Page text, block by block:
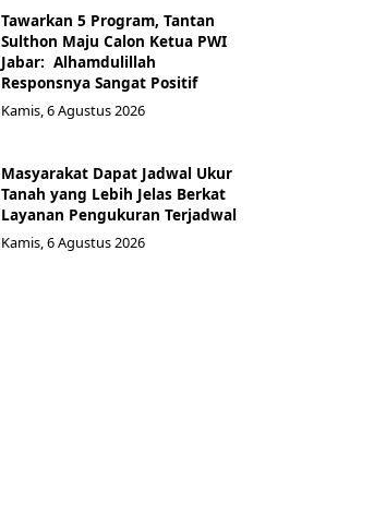
Tawarkan 5 Program, Tantan
Sulthon Maju Calon Ketua PWI
Jabar: Alhamdulillah
Responsnya Sangat Positif
Kamis, 6 Agustus 2026
Masyarakat Dapat Jadwal Ukur
Tanah yang Lebih Jelas Berkat
Layanan Pengukuran Terjadwal
Kamis, 6 Agustus 2026